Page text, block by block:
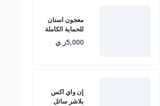
معجون اسنان
للحماية الكاملة
ضد التجاويف
5,000ر.ي
إن واي اكس
بلاشر سائل